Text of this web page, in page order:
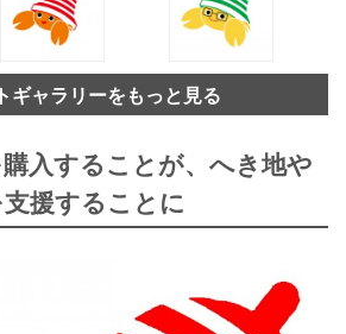
ギャラリーをもっと見る
購入することが、へき地
援することに